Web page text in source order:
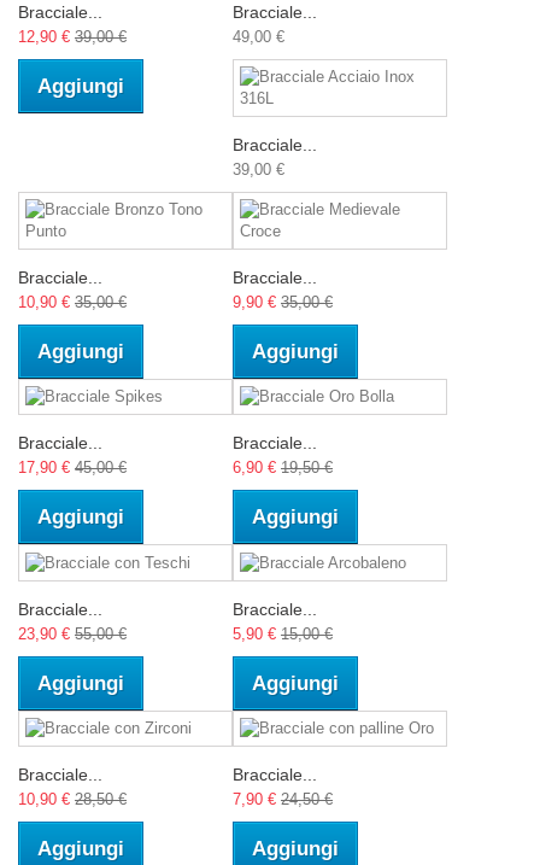
Bracciale...
12,90 € 39,00 €
Aggiungi
Bracciale...
49,00 €
Bracciale...
39,00 €
Bracciale...
10,90 € 35,00 €
Aggiungi
Bracciale...
9,90 € 35,00 €
Aggiungi
Bracciale...
17,90 € 45,00 €
Aggiungi
Bracciale...
6,90 € 19,50 €
Aggiungi
Bracciale...
23,90 € 55,00 €
Aggiungi
Bracciale...
5,90 € 15,00 €
Aggiungi
Bracciale...
10,90 € 28,50 €
Aggiungi
Bracciale...
7,90 € 24,50 €
Aggiungi